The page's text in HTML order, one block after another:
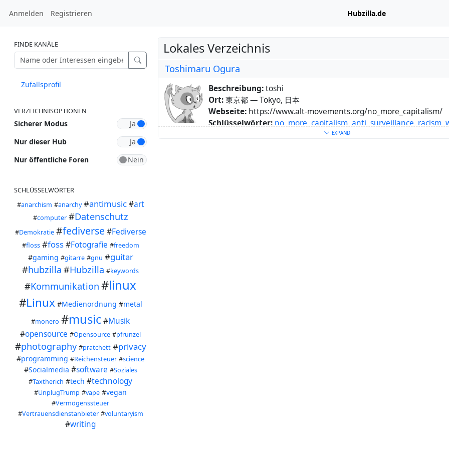
Anmelden Registrieren Hubzilla.de
FINDE KANÄLE
Zufallsprofil
VERZEICHNISOPTIONEN
Sicherer Modus
Nur dieser Hub
Nur öffentliche Foren
SCHLÜSSELWÖRTER
#anarchism #anarchy #antimusic #art
#computer #Datenschutz
#Demokratie #fediverse #Fediverse
#floss #foss #Fotografie #freedom
#gaming #gitarre #gnu #guitar
#hubzilla #Hubzilla #keywords
#Kommunikation #linux
#Linux #Medienordnung #metal
#monero #music#Musik
#opensource #Opensource #pfrunzel
#photography #pratchett #privacy
#programming #Reichensteuer #science
#Socialmedia #software #Soziales
#Taxtherich #tech #technology
#UnplugTrump #vape #vegan
#Vermögenssteuer
#Vertrauensdienstanbieter #voluntaryism
#writing
Lokales Verzeichnis
Toshimaru Ogura
Beschreibung:toshi
Ort:東京都 — Tokyo, 日本
Webseite: https://www.alt-movements.org/no_more_capitalism/
Schlüsselwörter: no more capitalism anti surveillance racism
日本語で投稿するでしょう。たまに、他の言語でも。
EXPAND